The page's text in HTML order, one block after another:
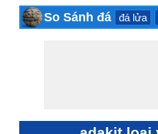
So Sánh đá đá lửa